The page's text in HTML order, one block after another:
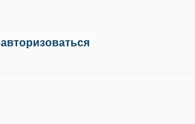
авторизоваться